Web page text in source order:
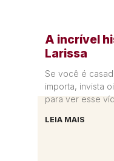
A incrível
Larissa
Se você é
importa, invista
para ver esse
LEIA MAIS